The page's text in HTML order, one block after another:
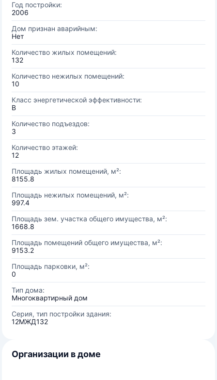
Год постройки:
2006
Дом признан аварийным:
Нет
Количество жилых помещений:
132
Количество нежилых помещений:
10
Класс энергетической эффективности:
B
Количество подъездов:
3
Количество этажей:
12
Площадь жилых помещений, м²:
8155.8
Площадь нежилых помещений, м²:
997.4
Площадь зем. участка общего имущества, м²:
1668.8
Площадь помещений общего имущества, м²:
9153.2
Площадь парковки, м²:
0
Тип дома:
Многоквартирный дом
Серия, тип постройки здания:
12МЖД132
Организации в доме